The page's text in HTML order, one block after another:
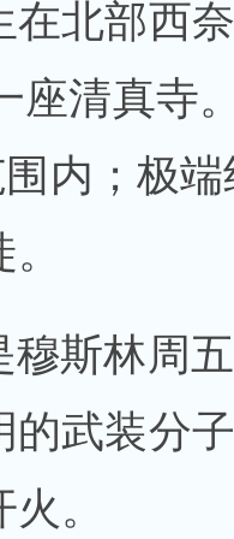
在北部西
座清真寺
围内；极
穆斯林周
的武装分
。